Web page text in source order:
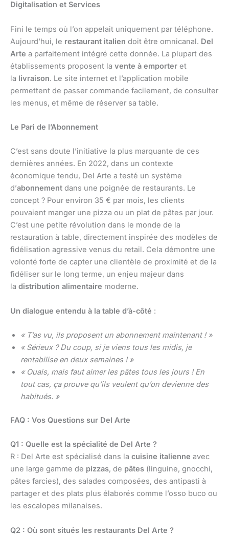
Digitalisation et Services
Fini le temps où l’on appelait uniquement par téléphone.
Aujourd’hui, le restaurant italien doit être omnicanal. Del
Arte a parfaitement intégré cette donnée. La plupart des
établissements proposent la vente à emporter et
la livraison. Le site internet et l’application mobile
permettent de passer commande facilement, de consulter
les menus, et même de réserver sa table.
Le Pari de l’Abonnement
C’est sans doute l’initiative la plus marquante de ces
dernières années. En 2022, dans un contexte
économique tendu, Del Arte a testé un système
d’abonnement dans une poignée de restaurants. Le
concept ? Pour environ 35 € par mois, les clients
pouvaient manger une pizza ou un plat de pâtes par jour.
C’est une petite révolution dans le monde de la
restauration à table, directement inspirée des modèles de
fidélisation agressive venus du retail. Cela démontre une
volonté forte de capter une clientèle de proximité et de la
fidéliser sur le long terme, un enjeu majeur dans
la distribution alimentaire moderne.
Un dialogue entendu à la table d’à-côté :
« T’as vu, ils proposent un abonnement maintenant ! »
« Sérieux ? Du coup, si je viens tous les midis, je
rentabilise en deux semaines ! »
« Ouais, mais faut aimer les pâtes tous les jours ! En
tout cas, ça prouve qu’ils veulent qu’on devienne des
habitués. »
FAQ : Vos Questions sur Del Arte
Q1 : Quelle est la spécialité de Del Arte ?
R : Del Arte est spécialisé dans la cuisine italienne avec
une large gamme de pizzas, de pâtes (linguine, gnocchi,
pâtes farcies), des salades composées, des antipasti à
partager et des plats plus élaborés comme l’osso buco ou
les escalopes milanaises.
Q2 : Où sont situés les restaurants Del Arte ?